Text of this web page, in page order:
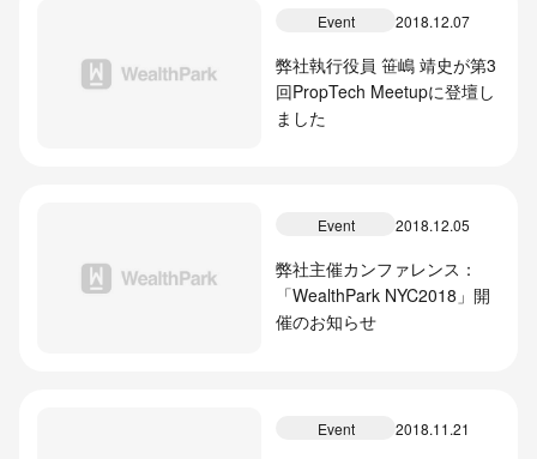
Event 2018.12.07
弊社執行役員 笹嶋 靖史が第3
回PropTech Meetupに登壇し
ました
Event 2018.12.05
弊社主催カンファレンス：
「WealthPark NYC2018」開
催のお知らせ
Event 2018.11.21